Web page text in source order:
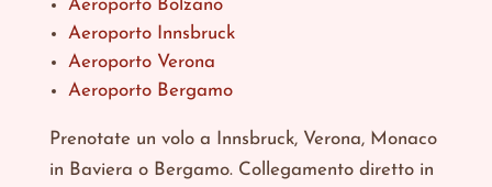
Aeroporto Bolzano
Aeroporto Innsbruck
Aeroporto Verona
Aeroporto Bergamo
Prenotate un volo a Innsbruck, Verona, Monaco
in Baviera o Bergamo. Collegamento diretto in